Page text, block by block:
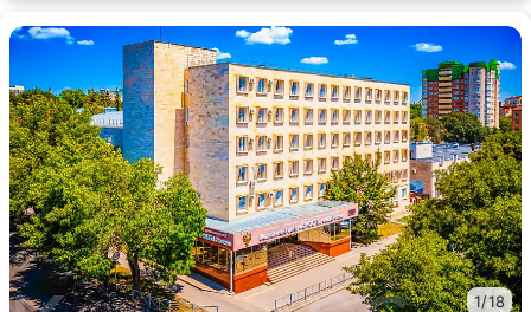
1/18